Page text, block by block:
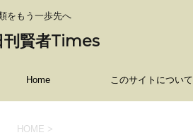
をもう一歩先へ
刊賢者Times
Home このサイトについて
HOME >